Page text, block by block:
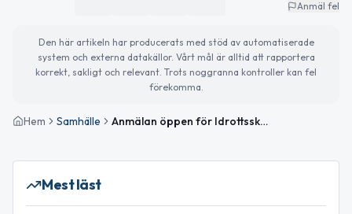
Anmäl fel
Den här artikeln har producerats med stöd av automatiserade
system och externa datakällor. Vårt mål är alltid att rapportera
korrekt, sakligt och relevant. Trots noggranna kontroller kan fel
förekomma.
Hem Samhälle Anmälan öppen för Idrottsskolan 65+ i Nybro
Mest läst